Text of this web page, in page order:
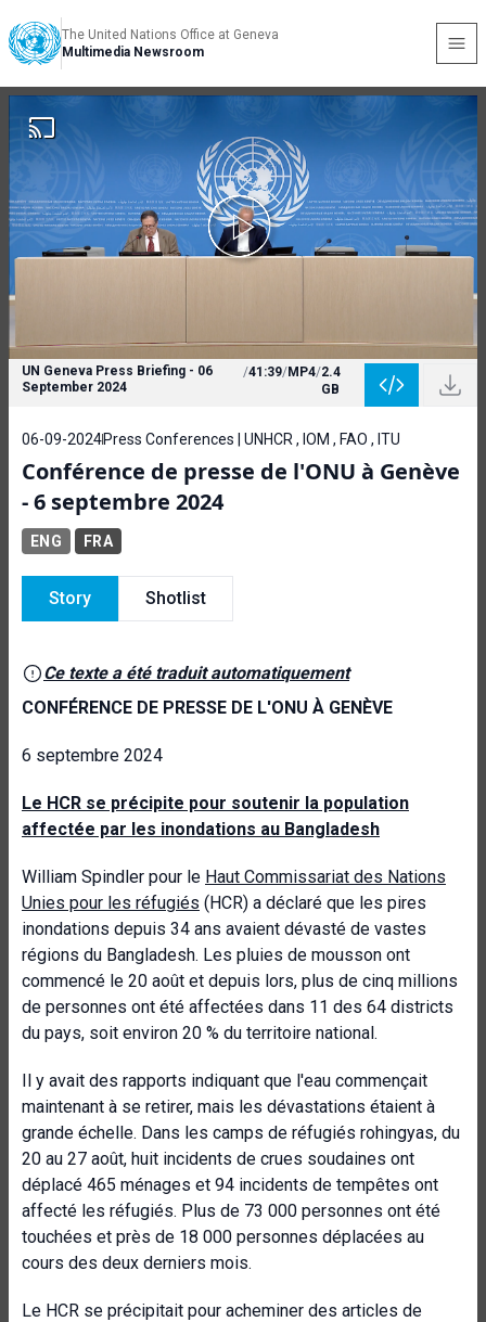
The United Nations Office at Geneva
Multimedia Newsroom
UN Geneva Press Briefing - 06
September 2024
/41:39/MP4/2.4
GB
06-09-2024Press Conferences | UNHCR , IOM , FAO , ITU
Conférence de presse de l'ONU à Genève
- 6 septembre 2024
ENG FRA
Story Shotlist
Ce texte a été traduit automatiquement
CONFÉRENCE DE PRESSE DE L'ONU À GENÈVE
6 septembre 2024
Le HCR se précipite pour soutenir la population
affectée par les inondations au Bangladesh
William Spindler pour le Haut Commissariat des Nations
Unies pour les réfugiés (HCR) a déclaré que les pires
inondations depuis 34 ans avaient dévasté de vastes
régions du Bangladesh. Les pluies de mousson ont
commencé le 20 août et depuis lors, plus de cinq millions
de personnes ont été affectées dans 11 des 64 districts
du pays, soit environ 20 % du territoire national.
Il y avait des rapports indiquant que l'eau commençait
maintenant à se retirer, mais les dévastations étaient à
grande échelle. Dans les camps de réfugiés rohingyas, du
20 au 27 août, huit incidents de crues soudaines ont
déplacé 465 ménages et 94 incidents de tempêtes ont
affecté les réfugiés. Plus de 73 000 personnes ont été
touchées et près de 18 000 personnes déplacées au
cours des deux derniers mois.
Le HCR se précipitait pour acheminer des articles de